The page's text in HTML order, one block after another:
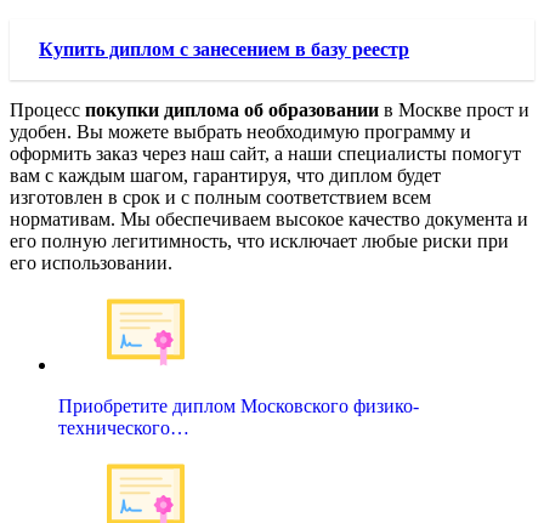
Купить диплом с занесением в базу реестр
Процесс покупки диплома об образовании в Москве прост и
удобен. Вы можете выбрать необходимую программу и
оформить заказ через наш сайт, а наши специалисты помогут
вам с каждым шагом, гарантируя, что диплом будет
изготовлен в срок и с полным соответствием всем
нормативам. Мы обеспечиваем высокое качество документа и
его полную легитимность, что исключает любые риски при
его использовании.
Приобретите диплом Московского физико-
технического…